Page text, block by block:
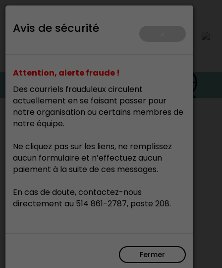
Avis de sécurité
Attention, alerte fraude !
Des courriels frauduleux circulent
actuellement en se faisant passer pour
notre organisation ou certains membres de
notre équipe.
Ne cliquez pas sur les liens, ne remplissez
aucun formulaire et n’effectuez aucun
paiement à la suite de ces messages.
En cas de doute, contactez-nous
directement au 514 861-2787, poste 208.
Fermer
Accueil>
Camille Ouellette
Joaillier -